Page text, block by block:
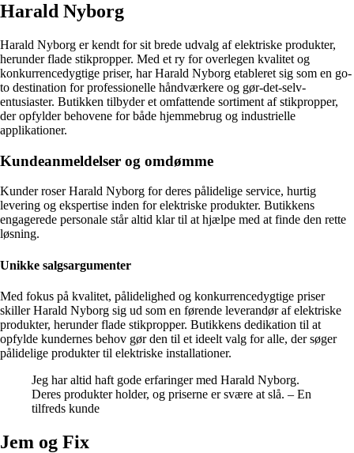
Harald Nyborg
Harald Nyborg er kendt for sit brede udvalg af elektriske produkter,
herunder flade stikpropper. Med et ry for overlegen kvalitet og
konkurrencedygtige priser, har Harald Nyborg etableret sig som en go-
to destination for professionelle håndværkere og gør-det-selv-
entusiaster. Butikken tilbyder et omfattende sortiment af stikpropper,
der opfylder behovene for både hjemmebrug og industrielle
applikationer.
Kundeanmeldelser og omdømme
Kunder roser Harald Nyborg for deres pålidelige service, hurtig
levering og ekspertise inden for elektriske produkter. Butikkens
engagerede personale står altid klar til at hjælpe med at finde den rette
løsning.
Unikke salgsargumenter
Med fokus på kvalitet, pålidelighed og konkurrencedygtige priser
skiller Harald Nyborg sig ud som en førende leverandør af elektriske
produkter, herunder flade stikpropper. Butikkens dedikation til at
opfylde kundernes behov gør den til et ideelt valg for alle, der søger
pålidelige produkter til elektriske installationer.
Jeg har altid haft gode erfaringer med Harald Nyborg.
Deres produkter holder, og priserne er svære at slå. – En
tilfreds kunde
Jem og Fix